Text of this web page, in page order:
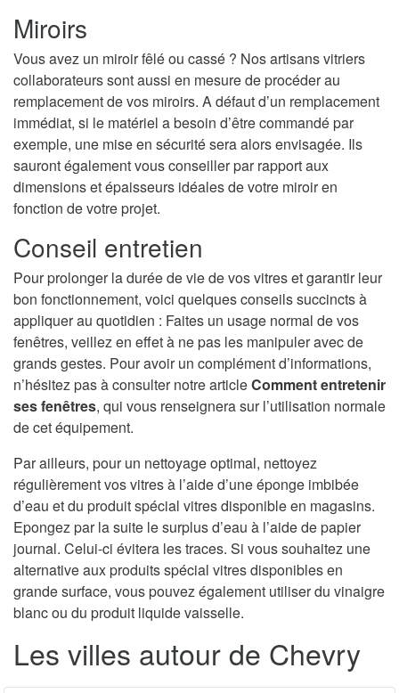
Miroirs
Vous avez un miroir fêlé ou cassé ? Nos artisans vitriers
collaborateurs sont aussi en mesure de procéder au
remplacement de vos miroirs. A défaut d’un remplacement
immédiat, si le matériel a besoin d’être commandé par
exemple, une mise en sécurité sera alors envisagée. Ils
sauront également vous conseiller par rapport aux
dimensions et épaisseurs idéales de votre miroir en
fonction de votre projet.
Conseil entretien
Pour prolonger la durée de vie de vos vitres et garantir leur
bon fonctionnement, voici quelques conseils succincts à
appliquer au quotidien : Faites un usage normal de vos
fenêtres, veillez en effet à ne pas les manipuler avec de
grands gestes. Pour avoir un complément d’informations,
n’hésitez pas à consulter notre articleComment entretenir
ses fenêtres, qui vous renseignera sur l’utilisation normale
de cet équipement.
Par ailleurs, pour un nettoyage optimal, nettoyez
régulièrement vos vitres à l’aide d’une éponge imbibée
d’eau et du produit spécial vitres disponible en magasins.
Epongez par la suite le surplus d’eau à l’aide de papier
journal. Celui-ci évitera les traces. Si vous souhaitez une
alternative aux produits spécial vitres disponibles en
grande surface, vous pouvez également utiliser du vinaigre
blanc ou du produit liquide vaisselle.
Les villes autour de Chevry